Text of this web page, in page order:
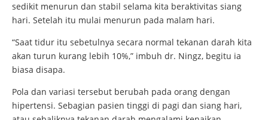
sedikit menurun dan stabil selama kita beraktivitas siang
hari. Setelah itu mulai menurun pada malam hari.
“Saat tidur itu sebetulnya secara normal tekanan darah kita
akan turun kurang lebih 10%,” imbuh dr. Ningz, begitu ia
biasa disapa.
Pola dan variasi tersebut berubah pada orang dengan
hipertensi. Sebagian pasien tinggi di pagi dan siang hari,